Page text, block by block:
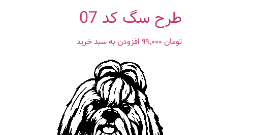
طرح سگ کد 07
تومان افزودن به سبد خرید